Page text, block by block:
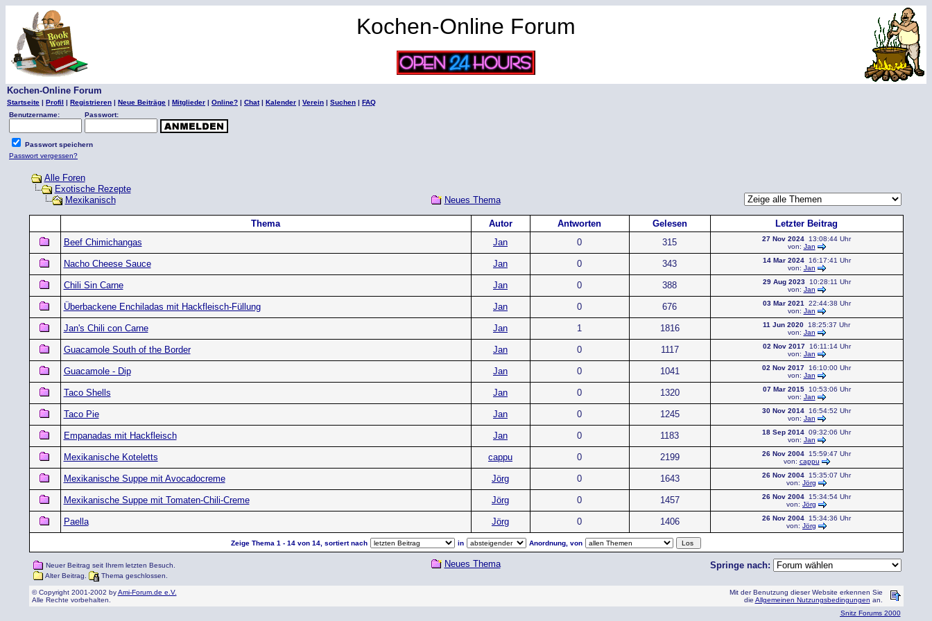
Kochen-Online Forum
Kochen-Online Forum
Startseite | Profil | Registrieren | Neue Beiträge | Mitglieder | Online? | Chat| Kalender | Verein | Suchen | FAQ
Benutzername:
Passwort:
Passwort speichern
Passwort vergessen?
Alle Foren
Exotische Rezepte
Mexikanisch
Neues Thema
Thema Autor Antworten Gelesen
Letzter Beitrag
Beef Chimichangas
Jan 0 315 27 Nov 2024 13:08:44 Uhr
von: Jan
Nacho Cheese Sauce Jan 0 343 14 Mar 202416:17:41 Uhr
von: Jan
Chili Sin Carne Jan 0 388 29 Aug 202310:28:11 Uhr
von: Jan
Überbackene Enchiladas mit Hackfleisch-Füllung Jan 0 676 03 Mar 2021
22:44:38 Uhr
von: Jan
Jan's Chili con Carne Jan 1 1816 11 Jun 2020 18:25:37 Uhr
von: Jan
Guacamole South of the Border Jan 0 1117 02 Nov 201716:11:14 Uhr
von: Jan
Guacamole - Dip Jan 0 1041 02 Nov 2017 16:10:00 Uhr
von: Jan
Taco Shells Jan 0 1320 07 Mar 201510:53:06 Uhr
von: Jan
Taco Pie Jan 0 1245 30 Nov 2014 16:54:52 Uhr
von: Jan
Empanadas mit Hackfleisch Jan 0 1183 18 Sep 2014 09:32:06 Uhr
von: Jan
Mexikanische Koteletts cappu 0 2199 26 Nov 2004 15:59:47 Uhr
von: cappu
Mexikanische Suppe mit Avocadocreme Jörg 0 1643 26 Nov 2004 15:35:07 Uhr
von: Jörg
Mexikanische Suppe mit Tomaten-Chili-Creme Jörg 0 1457 26 Nov 2004 15:34:54 Uhr
von: Jörg
Paella Jörg 0 1406 26 Nov 2004 15:34:36 Uhr
von: Jörg
Zeige Thema 1 - 14 von 14, sortiert nach in Anordnung, von
Neuer Beitrag seit Ihrem letzten Besuch.
Alter Beitrag.
Thema geschlossen.
Neues Thema Springe nach:
© Copyright 2001-2002 byAmi-Forum.de e.V.
Alle Rechte vorbehalten.
Mit der Benutzung dieser Website erkennen Sie
die Allgemeinen Nutzungsbedingungen an.
Snitz Forums 2000